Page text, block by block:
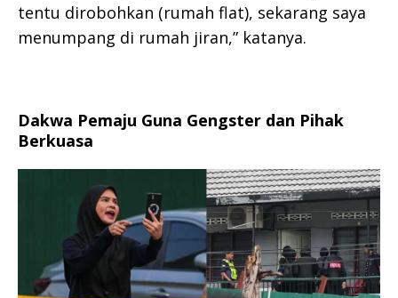
tentu dirobohkan (rumah flat), sekarang saya
menumpang di rumah jiran,” katanya.
Dakwa Pemaju Guna Gengster dan Pihak
Berkuasa